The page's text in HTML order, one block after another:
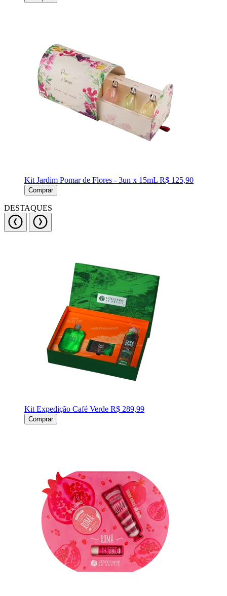
Kit Jardim Pomar de Flores - 3un x 15mL R$ 125,90
Comprar
DESTAQUES
Kit Expedição Café Verde R$ 289,99
Comprar